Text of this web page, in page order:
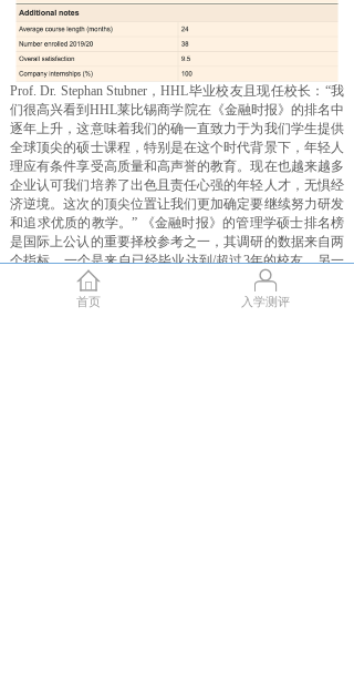
Prof. Dr. Stephan Stubner，HHL毕业校友且现任校长：“我
们很高兴看到HHL莱比锡商学院在《金融时报》的排名中
逐年上升，这意味着我们的确一直致力于为我们学生提供
全球顶尖的硕士课程，特别是在这个时代背景下，年轻人
理应有条件享受高质量和高声誉的教育。现在也越来越多
企业认可我们培养了出色且责任心强的年轻人才，无惧经
济逆境。这次的顶尖位置让我们更加确定要继续努力研发
和追求优质的教学。”
《金融时报》的管理学硕士排名榜
是国际上公认的重要择校参考之一，其调研的数据来自两
个指标，一个是来自已经毕业达到/超过3年的校友，另一
个是学校自身的数据考核，比如国际生比例、实习就业办
公室的服务、课程和师资等。
HHL莱比锡商学院的硕士
首页 入学测评